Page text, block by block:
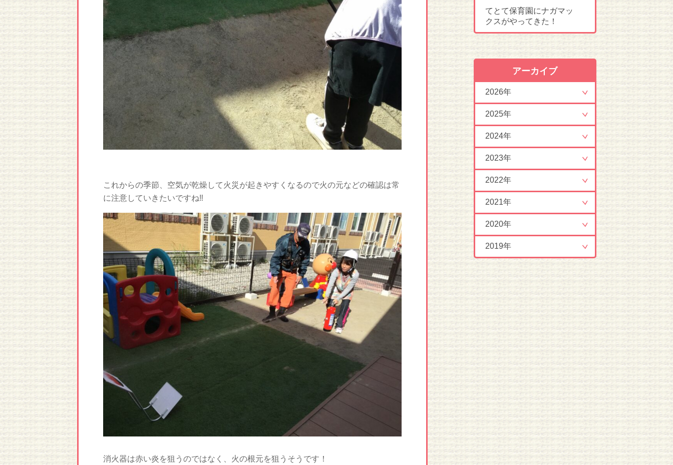
これからの季節、空気が乾燥して火災が起きやすくなるので火の元などの確認は常
に注意していきたいですね‼
消火器は赤い炎を狙うのではなく、火の根元を狙うそうです！
てとて保育園にナガマッ
クスがやってきた！
アーカイブ
2026年
2025年
2024年
2023年
2022年
2021年
2020年
2019年